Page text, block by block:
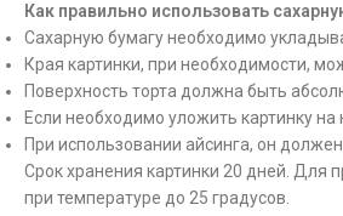
Как правильно использовать
Сахарную бумагу необходимо
Края картинки, при необходимости,
Поверхность торта должна быть
Если необходимо уложить картинку
При использовании айсинга, он
Срок хранения картинки 20 дней. Для
при температуре до 25 градусов.